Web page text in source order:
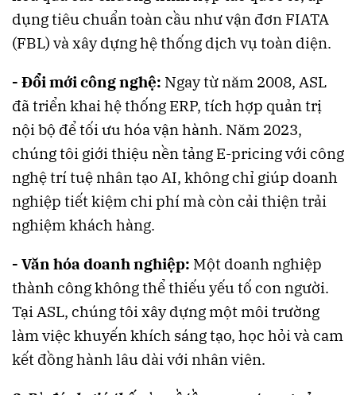
dụng tiêu chuẩn toàn cầu như vận đơn FIATA
(FBL) và xây dựng hệ thống dịch vụ toàn diện​.
- Đổi mới công nghệ: Ngay từ năm 2008, ASL
đã triển khai hệ thống ERP, tích hợp quản trị
nội bộ để tối ưu hóa vận hành. Năm 2023,
chúng tôi giới thiệu nền tảng E-pricing với công
nghệ trí tuệ nhân tạo AI, không chỉ giúp doanh
nghiệp tiết kiệm chi phí mà còn cải thiện trải
nghiệm khách hàng​​.
- Văn hóa doanh nghiệp: Một doanh nghiệp
thành công không thể thiếu yếu tố con người.
Tại ASL, chúng tôi xây dựng một môi trường
làm việc khuyến khích sáng tạo, học hỏi và cam
kết đồng hành lâu dài với nhân viên.